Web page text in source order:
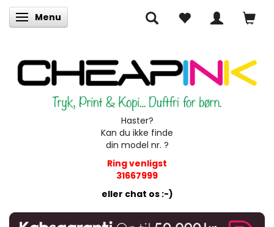
Skifte navigation
Menu
Haster?
Kan du ikke finde
din model nr. ?
Ring venligst
31667999
eller chat os :-)